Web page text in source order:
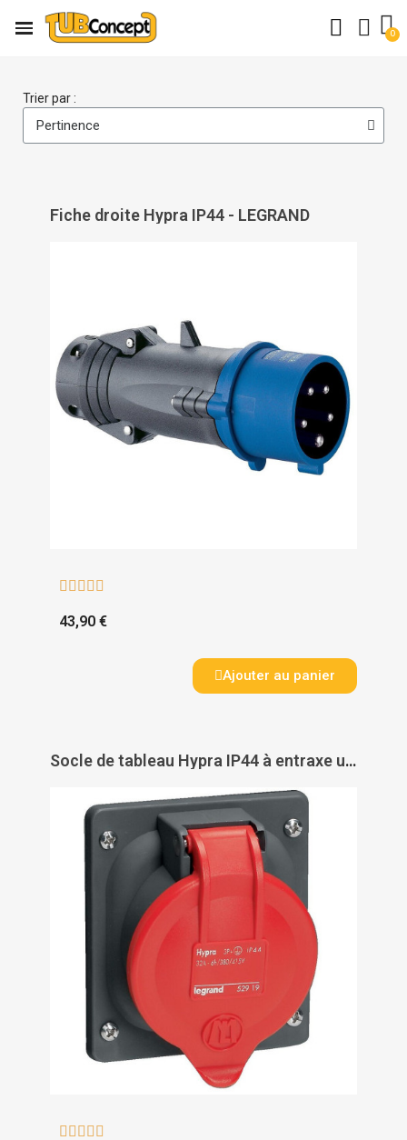
Trier par :
Fiche droite Hypra IP44 - LEGRAND
    
43,90 €
Ajouter au panier
Socle de tableau Hypra IP44 à entraxe unifié - LEGRAND
    